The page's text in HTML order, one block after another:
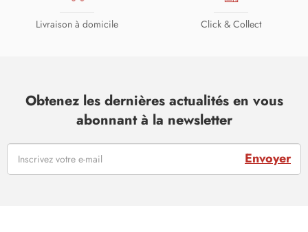
Livraison à domicile Click & Collect
Obtenez les dernières actualités en vous
abonnant à la newsletter
Envoyer